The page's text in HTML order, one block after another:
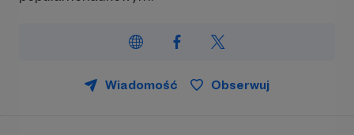
Wiadomość Obserwuj